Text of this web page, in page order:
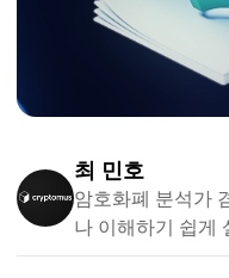
최 민호
암호화폐 분석가
나 이해하기 쉽게